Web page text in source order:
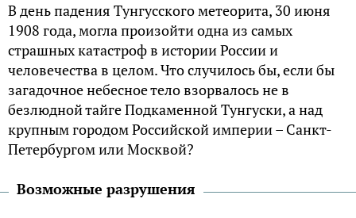
В день падения Тунгусского метеорита, 30 июня
1908 года, могла произойти одна из самых
страшных катастроф в истории России и
человечества в целом. Что случилось бы, если бы
загадочное небесное тело взорвалось не в
безлюдной тайге Подкаменной Тунгуски, а над
крупным городом Российской империи – Санкт-
Петербургом или Москвой?
Возможные разрушения